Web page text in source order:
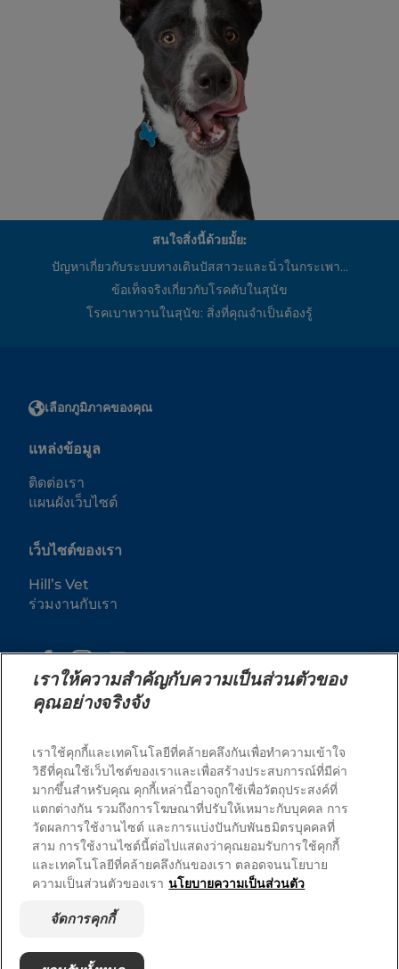
สนใจสิ่งนี้ด้วยมั้ย:
ปัญหาเกี่ยวกับระบบทางเดินปัสสาวะและนิ่วในกระเพา...
ข้อเท็จจริงเกี่ยวกับโรคตับในสุนัข
โรคเบาหวานในสุนัข: สิ่งที่คุณจำเป็นต้องรู้
เลือกภูมิภาคของคุณ
แหล่งข้อมูล
ติดต่อเรา
แผนผังเว็บไซต์
เว็บไซต์ของเรา
Hill’s Vet
ร่วมงานกับเรา
© 2025 Hill's Pet Nutrition, Inc.
สงวนลิขสิทธิ์ 100%.
ตามที่ใช้ในที่นี้ หมายถึงสถานะเครื่องหมายการค้าจดทะเบียน
ในสหรัฐอเมริกาเท่านั้น สถานะการจดทะเบียนในภูมิภาคอื่น
อาจแตกต่างกัน การใช้งานเว็บไซต์นี้ของคุณอยู่ภายใต้ข้อ
กำหนดของเรา
ข้อกำหนดและเงื่อนไข
นโยบายความเป็นส่วนตัวทาง
เกี่ยวกับโฆษณาของเรา
เราให้ความสำคัญกับความเป็นส่วนตัวของ
คุณอย่างจริงจัง
เราใช้คุกกี้และเทคโนโลยีที่คล้ายคลึงกันเพื่อทำความเข้าใจ
วิธีที่คุณใช้เว็บไซต์ของเราและเพื่อสร้างประสบการณ์ที่มีค่า
มากขึ้นสำหรับคุณ คุกกี้เหล่านี้อาจถูกใช้เพื่อวัตถุประสงค์ที่
แตกต่างกัน รวมถึงการโฆษณาที่ปรับให้เหมาะกับบุคคล การ
วัดผลการใช้งานไซต์ และการแบ่งปันกับพันธมิตรบุคคลที่
สาม การใช้งานไซต์นี้ต่อไปแสดงว่าคุณยอมรับการใช้คุกกี้
และเทคโนโลยีที่คล้ายคลึงกันของเรา ตลอดจนนโยบาย
ความเป็นส่วนตัวของเรา นโยบายความเป็นส่วนตัว
จัดการคุกกี้